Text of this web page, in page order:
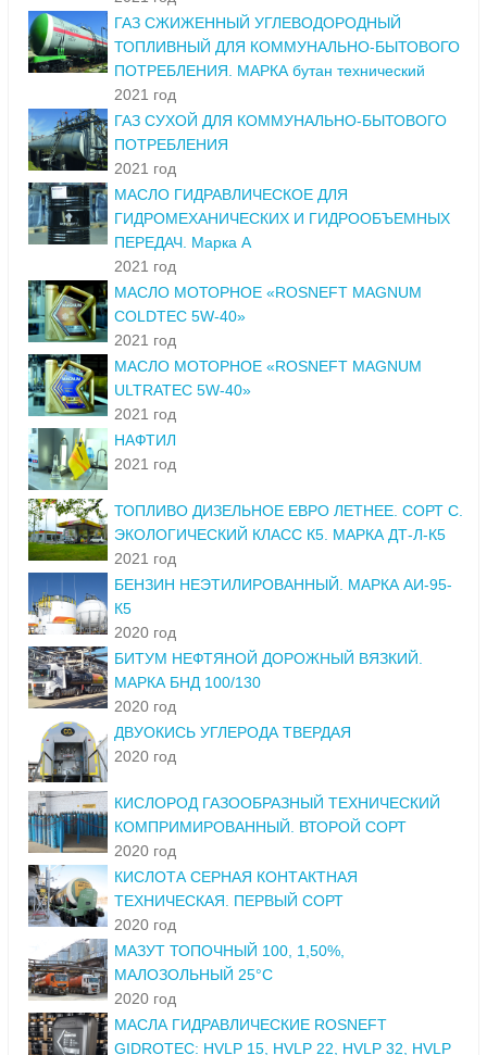
ГАЗ СЖИЖЕННЫЙ УГЛЕВОДОРОДНЫЙ
ТОПЛИВНЫЙ ДЛЯ КОММУНАЛЬНО-БЫТОВОГО
ПОТРЕБЛЕНИЯ. МАРКА бутан технический
2021 год
ГАЗ СУХОЙ ДЛЯ КОММУНАЛЬНО-БЫТОВОГО
ПОТРЕБЛЕНИЯ
2021 год
МАСЛО ГИДРАВЛИЧЕСКОЕ ДЛЯ
ГИДРОМЕХАНИЧЕСКИХ И ГИДРООБЪЕМНЫХ
ПЕРЕДАЧ. Марка А
2021 год
МАСЛО МОТОРНОЕ «ROSNEFT MAGNUM
COLDTEC 5W-40»
2021 год
МАСЛО МОТОРНОЕ «ROSNEFT MAGNUM
ULTRATEC 5W-40»
2021 год
НАФТИЛ
2021 год
ТОПЛИВО ДИЗЕЛЬНОЕ ЕВРО ЛЕТНЕЕ. СОРТ С.
ЭКОЛОГИЧЕСКИЙ КЛАСС К5. МАРКА ДТ-Л-К5
2021 год
БЕНЗИН НЕЭТИЛИРОВАННЫЙ. МАРКА АИ-95-
К5
2020 год
БИТУМ НЕФТЯНОЙ ДОРОЖНЫЙ ВЯЗКИЙ.
МАРКА БНД 100/130
2020 год
ДВУОКИСЬ УГЛЕРОДА ТВЕРДАЯ
2020 год
КИСЛОРОД ГАЗООБРАЗНЫЙ ТЕХНИЧЕСКИЙ
КОМПРИМИРОВАННЫЙ. ВТОРОЙ СОРТ
2020 год
КИСЛОТА СЕРНАЯ КОНТАКТНАЯ
ТЕХНИЧЕСКАЯ. ПЕРВЫЙ СОРТ
2020 год
МАЗУТ ТОПОЧНЫЙ 100, 1,50%,
МАЛОЗОЛЬНЫЙ 25°С
2020 год
МАСЛА ГИДРАВЛИЧЕСКИЕ ROSNEFT
GIDROTEC: HVLP 15, HVLP 22, HVLP 32, HVLP